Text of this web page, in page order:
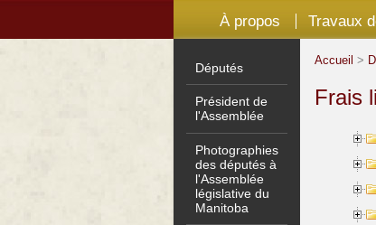
À propos Travaux
Députés
Président de
l'Assemblée
Photographies
des députés à
l'Assemblée
législative du
Manitoba
Accueil >
Frais